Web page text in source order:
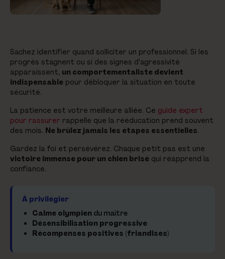
Sachez identifier quand solliciter un professionnel. Si les
progrès stagnent ou si des signes d'agressivité
apparaissent, un comportementaliste devient
indispensable pour débloquer la situation en toute
sécurité.
La patience est votre meilleure alliée. Ce guide expert
pour rassurer rappelle que la rééducation prend souvent
des mois. Ne brûlez jamais les étapes essentielles.
Gardez la foi et persévérez. Chaque petit pas est une
victoire immense pour un chien brisé qui réapprend la
confiance.
À privilégier
Calme olympien du maître
Désensibilisation progressive
Récompenses positives (friandises)